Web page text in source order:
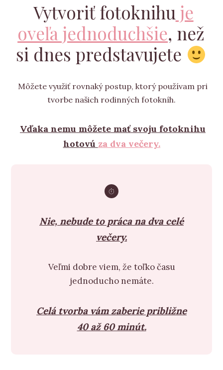
Vytvoriť fotoknihuje
oveľa jednoduchšie, než
si dnes predstavujete
Môžete využiť rovnaký postup, ktorý používam pri
tvorbe našich rodinných fotokníh.
Vďaka nemu môžete mať svoju fotoknihu
hotovú za dva večery.
Nie, nebude to práca na dva celé
večery.
Veľmi dobre viem, že toľko času
jednoducho nemáte.
Celá tvorba vám zaberie približne
40 až 60 minút.